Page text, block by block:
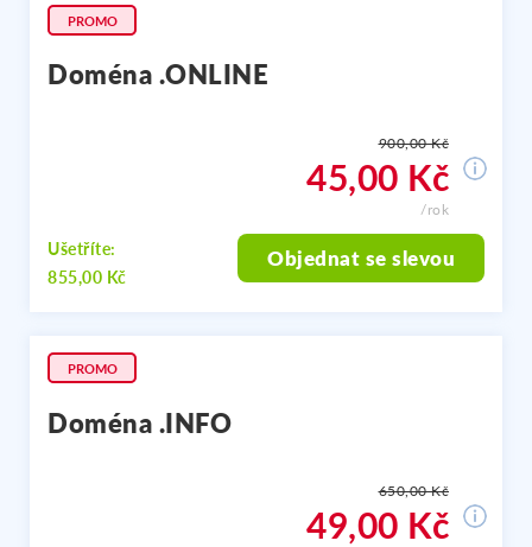
PROMO
Doména .ONLINE
900,00 Kč
45,00 Kč
/rok
Ušetříte:
855,00 Kč
Objednat se slevou
PROMO
Doména .INFO
650,00 Kč
49,00 Kč